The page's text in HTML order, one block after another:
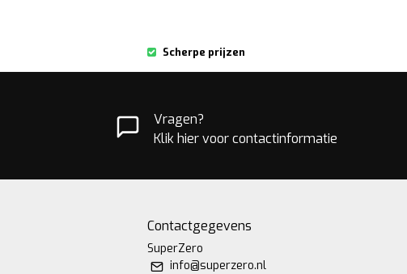
Scherpe prijzen
Vragen?
Klik hier voor contactinformatie
Contactgegevens
SuperZero
info@superzero.nl